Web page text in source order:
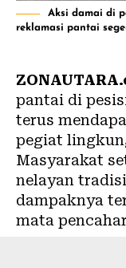
Aksi damai di
reklamasi pantai
pantai di
terus
pegiat
Masyarakat
nelayan
dampaknya
mata